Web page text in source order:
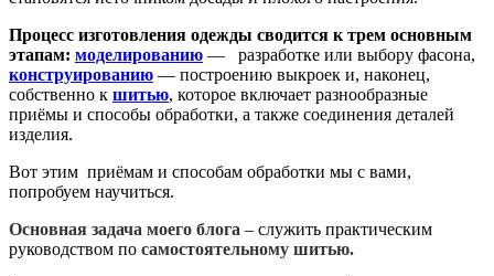
Процесс изготовления одежды сводится к трем основным
этапам: моделированию — разработке или выбору фасона,
конструированию — построению выкроек и, наконец,
собственно к шитью, которое включает разнообразные
приёмы и способы обработки, а также соединения деталей
изделия.
Вот этим приёмам и способам обработки мы с вами,
попробуем научиться.
Основная задача моего блога – служить практическим
руководством по самостоятельному шитью.